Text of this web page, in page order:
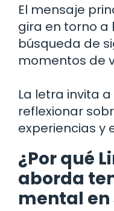
El mensaje
gira en torno a
búsqueda de
momentos de
La letra invita
reflexionar
experiencias y
¿Por qué
aborda
mental en